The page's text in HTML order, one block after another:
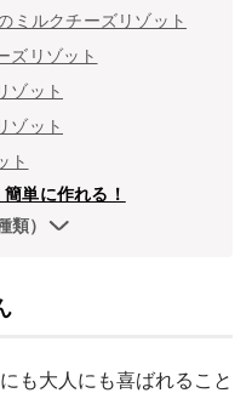
ミルクチーズリゾット
ズリゾット
ゾット
ゾット
ト
単に作れる！
類）
も大人にも喜ばれること